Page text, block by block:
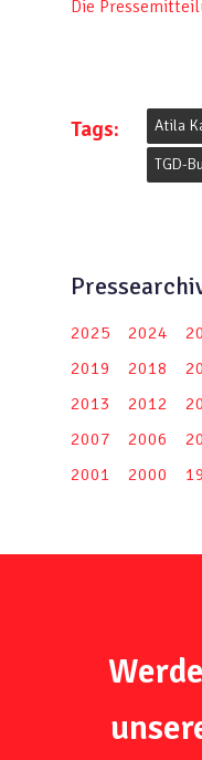
Die
Tags: Atila
TGD-
2025 2024
2019
2018
2013
2012
2007
2006
2001
2000